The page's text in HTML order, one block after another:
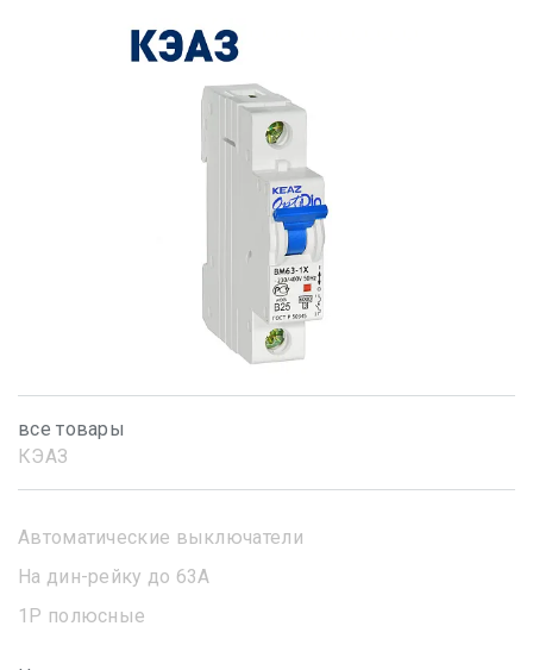
все товары
КЭАЗ
Автоматические выключатели
На дин-рейку до 63А
1Р полюсные